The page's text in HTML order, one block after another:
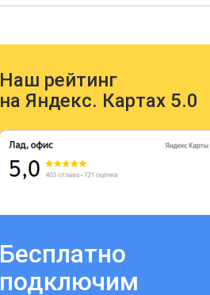
Наш рейтинг
на Яндекс. Картах 5.0
Бесплатно
подключим